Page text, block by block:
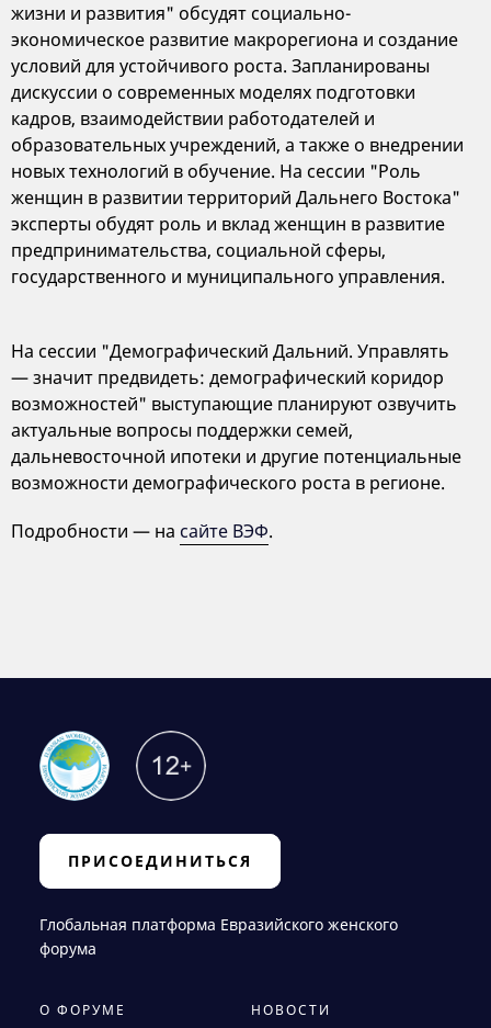
жизни и развития" обсудят социально-
экономическое развитие макрорегиона и создание
условий для устойчивого роста. Запланированы
дискуссии о современных моделях подготовки
кадров, взаимодействии работодателей и
образовательных учреждений, а также о внедрении
новых технологий в обучение. На сессии "Роль
женщин в развитии территорий Дальнего Востока"
эксперты обудят роль и вклад женщин в развитие
предпринимательства, социальной сферы,
государственного и муниципального управления.
На сессии "Демографический Дальний. Управлять
— значит предвидеть: демографический коридор
возможностей" выступающие планируют озвучить
актуальные вопросы поддержки семей,
дальневосточной ипотеки и другие потенциальные
возможности демографического роста в регионе.
Подробности — на сайте ВЭФ.
ПРИСОЕДИНИТЬСЯ
Глобальная платформа Евразийского женского
форума
О ФОРУМЕ НОВОСТИ